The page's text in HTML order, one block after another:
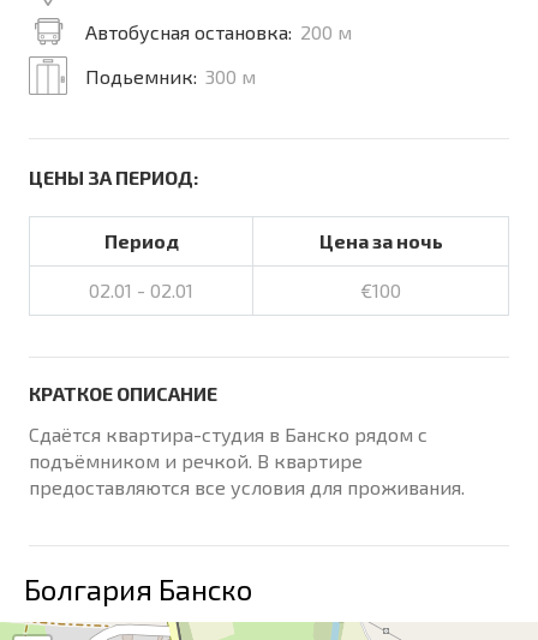
Автобусная остановка: 200 м
Подьемник: 300 м
ЦЕНЫ ЗА ПЕРИОД:
Период Цена за ночь
02.01 - 02.01 €100
КРАТКОЕ ОПИСАНИЕ
Сдаётся квартира-студия в Банско рядом с
подъёмником и речкой. В квартире
предоставляются все условия для проживания.
Болгария Банско